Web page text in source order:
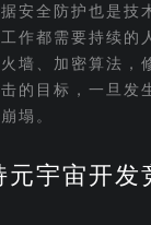
安全防护也是
作都需要持续的
墙、加密算法，
的目标，一旦发
塌。
宇宙开发